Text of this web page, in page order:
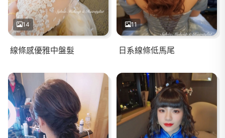
14
線條感優雅中盤髮
11
日系線條低馬尾